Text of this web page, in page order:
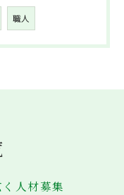
職人
人材募集